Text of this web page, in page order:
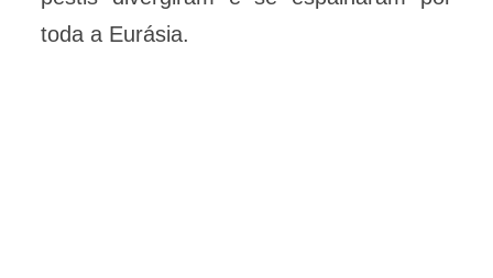
toda a Eurásia.